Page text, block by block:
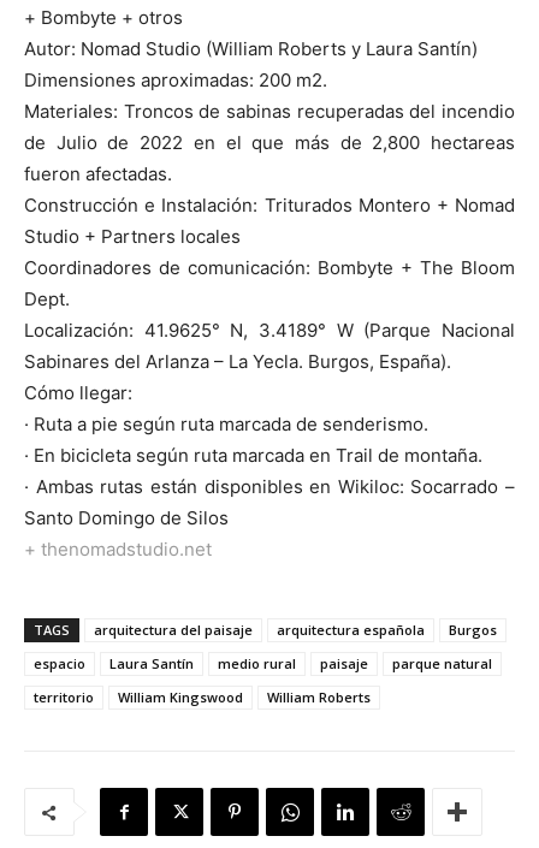
+ Bombyte + otros
Autor: Nomad Studio (William Roberts y Laura Santín)
Dimensiones aproximadas: 200 m2.
Materiales: Troncos de sabinas recuperadas del incendio
de Julio de 2022 en el que más de 2,800 hectareas
fueron afectadas.
Construcción e Instalación: Triturados Montero + Nomad
Studio + Partners locales
Coordinadores de comunicación: Bombyte + The Bloom
Dept.
Localización: 41.9625° N, 3.4189° W (Parque Nacional
Sabinares del Arlanza – La Yecla. Burgos, España).
Cómo llegar:
· Ruta a pie según ruta marcada de senderismo.
· En bicicleta según ruta marcada en Trail de montaña.
· Ambas rutas están disponibles en Wikiloc: Socarrado –
Santo Domingo de Silos
+ thenomadstudio.net
TAGS arquitectura del paisaje arquitectura española
Burgos
espacio
Laura Santín medio rural paisaje
parque natural
territorio
William Kingswood William Roberts